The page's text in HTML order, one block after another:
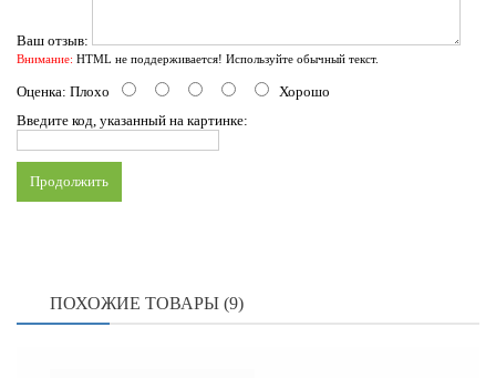
Ваш отзыв:
Внимание: HTML не поддерживается! Используйте обычный текст.
Оценка: Плохо
Хорошо
Введите код, указанный на картинке:
Продолжить
ПОХОЖИЕ ТОВАРЫ (9)